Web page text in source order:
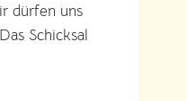
dürfen uns
Schicksal